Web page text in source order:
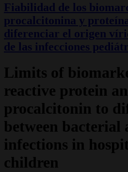
Fiabilidad de los
procalcitonina y
diferenciar el origen
de las infecciones
Limits of
reactive protein
procalcitonin to
between bacterial
infections in
children